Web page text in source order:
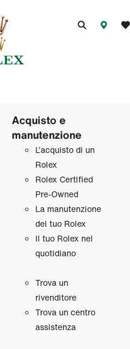
Acquisto e
manutenzione
L’acquisto di un
Rolex
Rolex Certified
Pre‑Owned
La manutenzione
del tuo Rolex
Il tuo Rolex nel
quotidiano
Trova un
rivenditore
Trova un centro
assistenza